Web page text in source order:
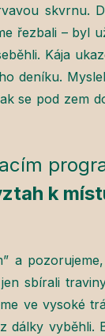
skvrnu.
řezbali – byl
Kája
deníku.
se pod zem
k
a
sbírali
ve vysoké
dálky vyběhli.